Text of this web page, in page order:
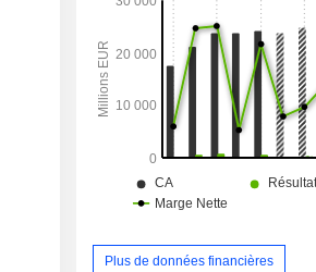
Plus de données financières